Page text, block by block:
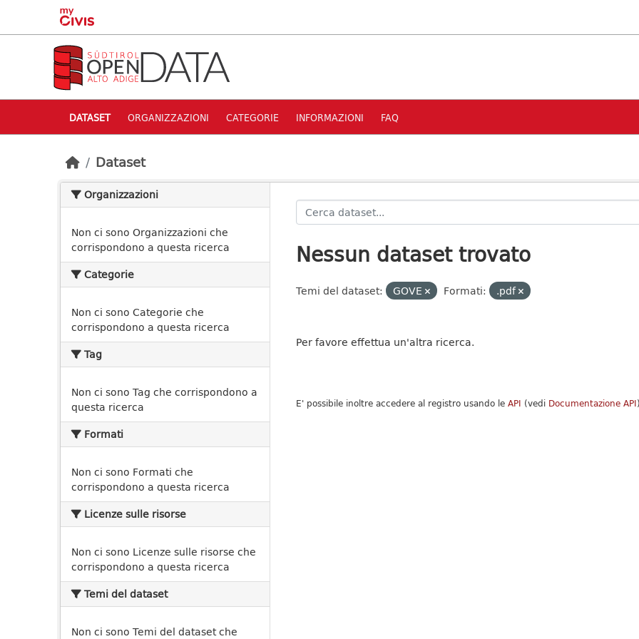
Skip to main content
DATASET ORGANIZZAZIONI CATEGORIE INFORMAZIONI FAQ
Dataset
Organizzazioni
Non ci sono Organizzazioni che
corrispondono a questa ricerca
Categorie
Non ci sono Categorie che
corrispondono a questa ricerca
Tag
Non ci sono Tag che corrispondono a
questa ricerca
Formati
Non ci sono Formati che
corrispondono a questa ricerca
Licenze sulle risorse
Non ci sono Licenze sulle risorse che
corrispondono a questa ricerca
Temi del dataset
Non ci sono Temi del dataset che
Nessun dataset trovato
Temi del dataset: GOVE Formati: .pdf
Per favore effettua un'altra ricerca.
E' possibile inoltre accedere al registro usando le API (vedi Documentazione API